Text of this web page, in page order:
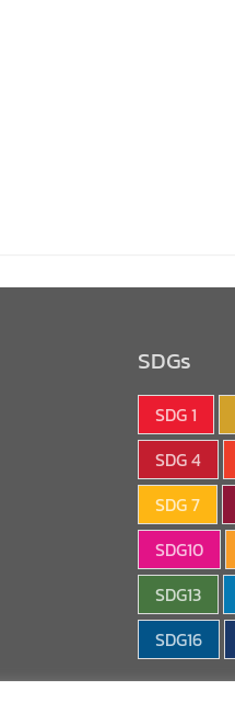
SDGs
SDG 1
SDG 4
SDG 7
SDG10
SDG13
SDG16